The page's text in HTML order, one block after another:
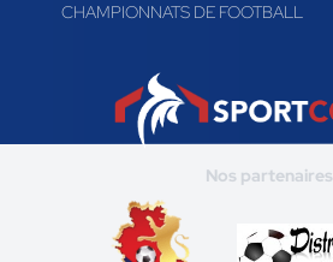
CHAMPIONNATS DE FOOTBALL
Nos partenaires